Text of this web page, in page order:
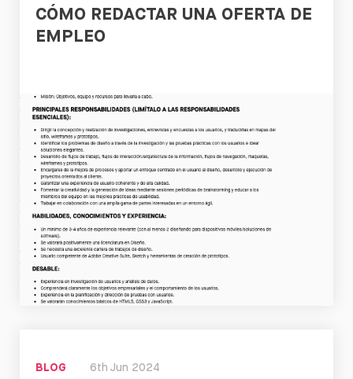
CÓMO REDACTAR UNA OFERTA DE
EMPLEO
BLOG 6th Jun 2024